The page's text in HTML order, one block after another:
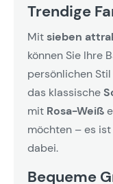
Trendige
Mitsieben
können Sie Ihre
persönlichen
das klassische
mit Rosa-Weiß
möchten – es
dabei.
Bequeme